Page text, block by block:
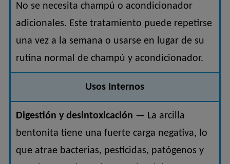
No se necesita champú o acondicionador
adicionales. Este tratamiento puede repetirse
una vez a la semana o usarse en lugar de su
rutina normal de champú y acondicionador.
Usos Internos
Digestión y desintoxicación — La arcilla
bentonita tiene una fuerte carga negativa, lo
que atrae bacterias, pesticidas, patógenos y